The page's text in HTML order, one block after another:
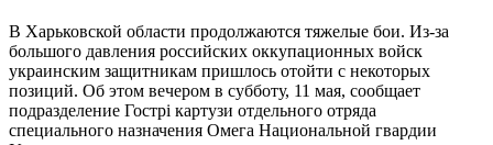
В Харьковской области продолжаются тяжелые бои. Из-за
большого давления российских оккупационных войск
украинским защитникам пришлось отойти с некоторых
позиций. Об этом вечером в субботу, 11 мая, сообщает
подразделение Гострі картузи отдельного отряда
специального назначения Омега Национальной гвардии